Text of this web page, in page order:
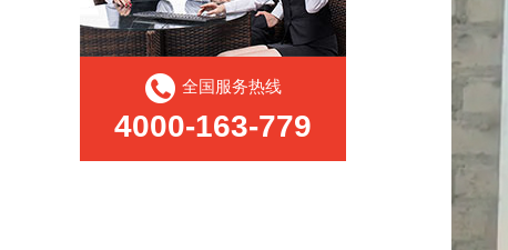
全国服务热线
4000-163-779